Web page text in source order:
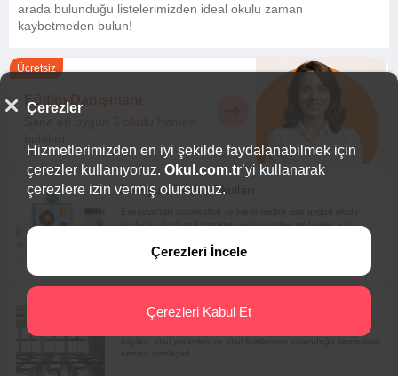
arada bulunduğu listelerimizden ideal okulu zaman
kaybetmeden bulun!
Ücretsiz
Eğitim Danışmanı
Esenyurt Devlet Okulları
Üsküdar Devlet Okulları
Çerezler
Hizmetlerimizden en iyi şekilde faydalanabilmek için
çerezler kullanıyoruz. Okul.com.tr’yi kullanarak
çerezlere izin vermiş olursunuz.
Çerezleri İncele
Çerezleri Kabul Et